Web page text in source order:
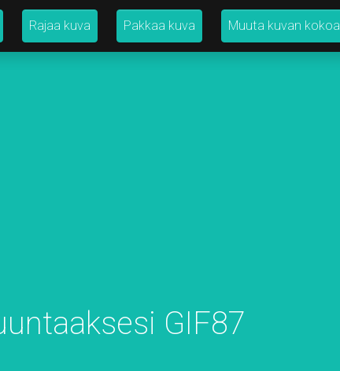
Rajaa kuva Pakkaa kuva Muuta kuvan kokoa
GIF87